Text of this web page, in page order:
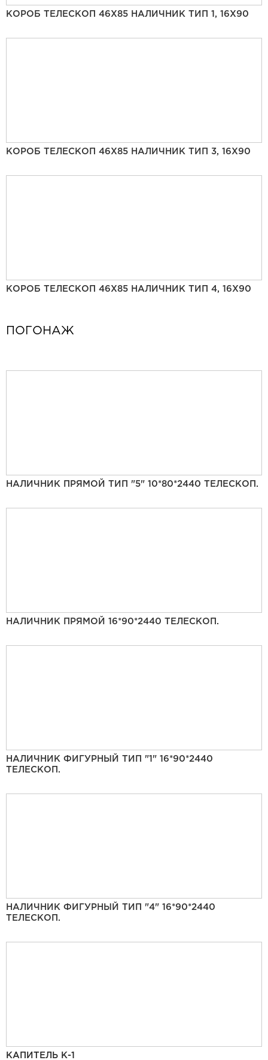
КОРОБ ТЕЛЕСКОП 46Х85 НАЛИЧНИК ТИП 1, 16Х90
КОРОБ ТЕЛЕСКОП 46Х85 НАЛИЧНИК ТИП 3, 16Х90
КОРОБ ТЕЛЕСКОП 46Х85 НАЛИЧНИК ТИП 4, 16Х90
ПОГОНАЖ
НАЛИЧНИК ПРЯМОЙ ТИП "5" 10*80*2440 ТЕЛЕСКОП.
НАЛИЧНИК ПРЯМОЙ 16*90*2440 ТЕЛЕСКОП.
НАЛИЧНИК ФИГУРНЫЙ ТИП "1" 16*90*2440
ТЕЛЕСКОП.
НАЛИЧНИК ФИГУРНЫЙ ТИП "4" 16*90*2440
ТЕЛЕСКОП.
КАПИТЕЛЬ К-1